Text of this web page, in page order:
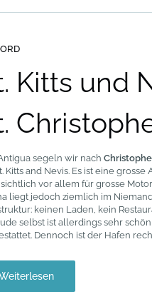
Kitts und
segeln wir nach
Kitts and Nevis. Es ist eine
vor allem für grosse
liegt jedoch ziemlich im
keinen Laden, kein
selbst ist allerdings sehr
Dennoch ist der Hafen